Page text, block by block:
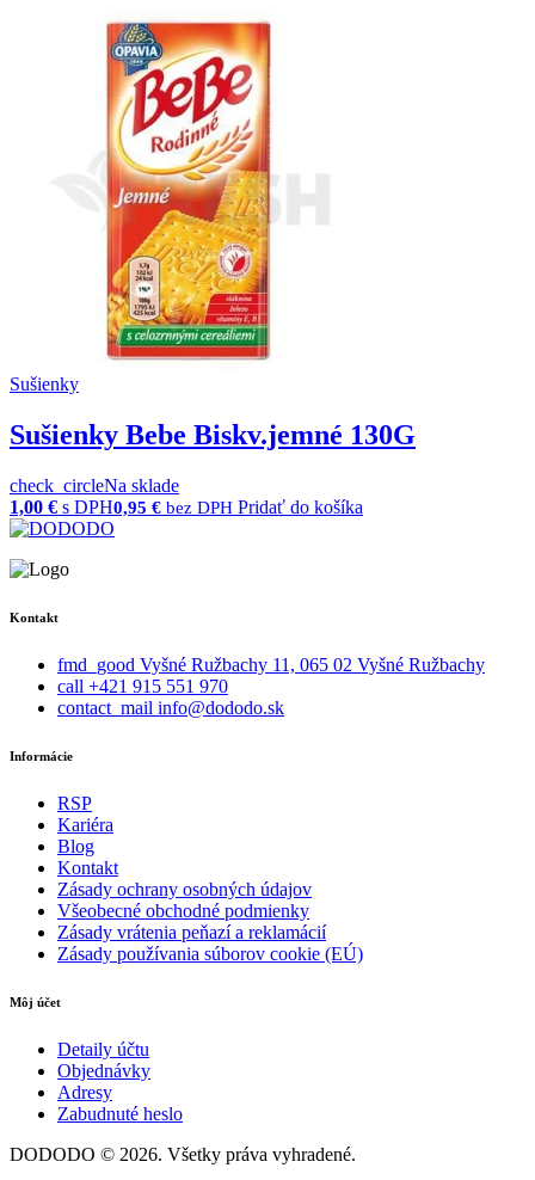
Sušienky
Sušienky Bebe Biskv.jemné 130G
check_circleNa sklade
1,00 € s DPH0,95 € bez DPH Pridať do košíka
Kontakt
fmd_good Vyšné Ružbachy 11, 065 02 Vyšné Ružbachy
call +421 915 551 970
contact_mail info@dododo.sk
Informácie
RSP
Kariéra
Blog
Kontakt
Zásady ochrany osobných údajov
Všeobecné obchodné podmienky
Zásady vrátenia peňazí a reklamácií
Zásady používania súborov cookie (EÚ)
Môj účet
Detaily účtu
Objednávky
Adresy
Zabudnuté heslo
DODODO © 2026. Všetky práva vyhradené.